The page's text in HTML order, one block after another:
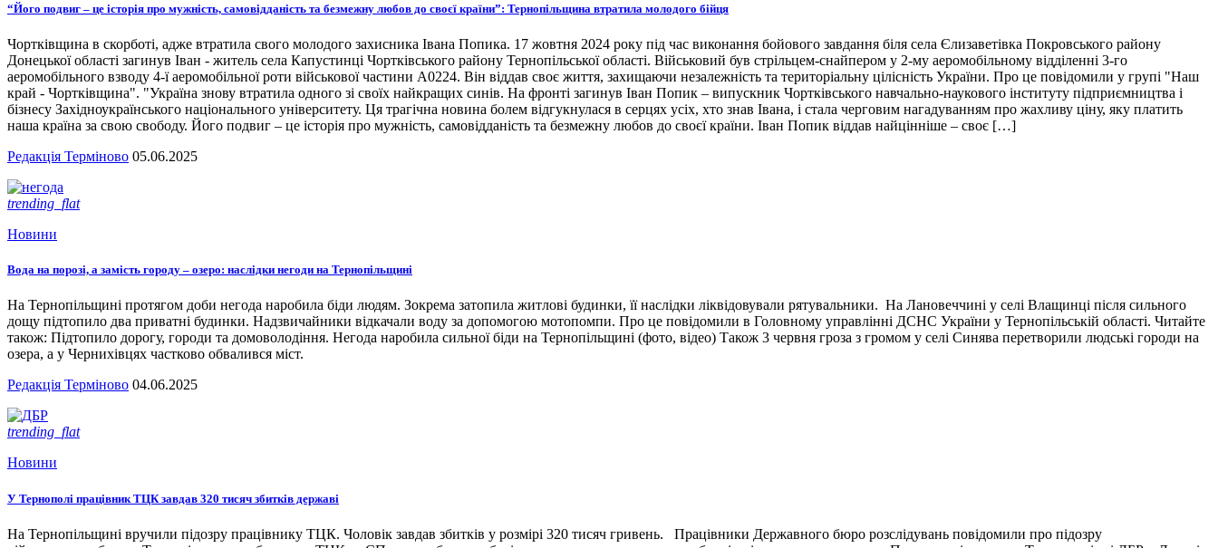
“Його подвиг – це історія про мужність, самовідданість та безмежну любов до своєї країни”: Тернопільщина втратила молодого бійця
Чортківщина в скорботі, адже втратила свого молодого захисника Івана Попика. 17 жовтня 2024 року під час виконання бойового завдання біля села Єлизаветівка Покровського району
Донецької області загинув Іван - житель села Капустинці Чортківського району Тернопільської області. Військовий був стрільцем-снайпером у 2-му аеромобільному відділенні 3-го
аеромобільного взводу 4-ї аеромобільної роти військової частини А0224. Він віддав своє життя, захищаючи незалежність та територіальну цілісність України. Про це повідомили у групі "Наш
край - Чортківщина". "Україна знову втратила одного зі своїх найкращих синів. На фронті загинув Іван Попик – випускник Чортківського навчально-наукового інституту підприємництва і
бізнесу Західноукраїнського національного університету. Ця трагічна новина болем відгукнулася в серцях усіх, хто знав Івана, і стала черговим нагадуванням про жахливу ціну, яку платить
наша країна за свою свободу. Його подвиг – це історія про мужність, самовідданість та безмежну любов до своєї країни. Іван Попик віддав найцінніше – своє […]
Редакція Терміново 05.06.2025
trending_flat
Новини
Вода на порозі, а замість городу – озеро: наслідки негоди на Тернопільщині
На Тернопільщині протягом доби негода наробила біди людям. Зокрема затопила житлові будинки, її наслідки ліквідовували рятувальники. На Лановеччині у селі Влащинці після сильного
дощу підтопило два приватні будинки. Надзвичайники відкачали воду за допомогою мотопомпи. Про це повідомили в Головному управлінні ДСНС України у Тернопільській області. Читайте
також: Підтопило дорогу, городи та домоволодіння. Негода наробила сильної біди на Тернопільщині (фото, відео) Також 3 червня гроза з громом у селі Синява перетворили людські городи на
озера, а у Чернихівцях частково обвалився міст.
Редакція Терміново 04.06.2025
trending_flat
Новини
У Тернополі працівник ТЦК завдав 320 тисяч збитків державі
На Тернопільщині вручили підозру працівнику ТЦК. Чоловік завдав збитків у розмірі 320 тисяч гривень. Працівники Державного бюро розслідувань повідомили про підозру